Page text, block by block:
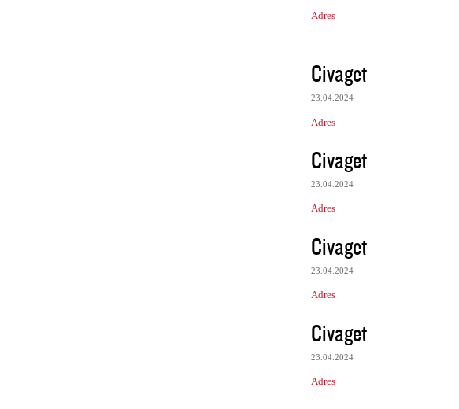
Adres
Civaget
23.04.2024
Adres
Civaget
23.04.2024
Adres
Civaget
23.04.2024
Adres
Civaget
23.04.2024
Adres